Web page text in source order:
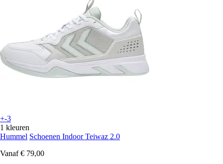
+-3
1 kleuren
Hummel Schoenen Indoor Teiwaz 2.0
Vanaf € 79,00